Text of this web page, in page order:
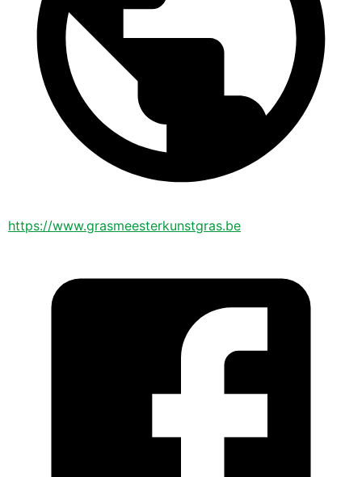
https://www.grasmeesterkunstgras.be